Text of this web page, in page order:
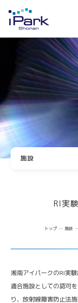
オ
メ
入
サ
有
入
施設
グラデュエーシ
RI実
トップ 施設
湘南アイパークのRI実
適合施設としての認可
り、放射線障害防止法